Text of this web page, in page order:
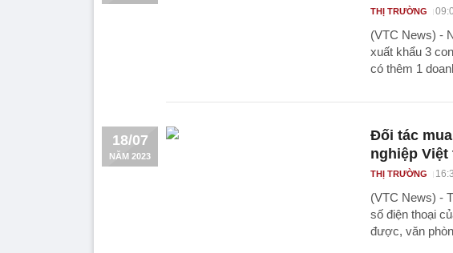
THỊ TRƯỜNG
(VTC News) -
xuất khẩu 3
có thêm 1
18/07
NĂM 2023
Đối tác
nghiệp Việt
THỊ TRƯỜNG
(VTC News) -
số điện thoại
được, văn